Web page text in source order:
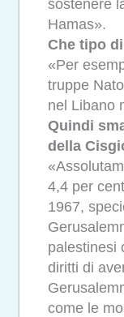
sostenere
Hamas».
Che tipo
«Per
truppe
nel Libano
Quindi
della
4,4 per
1967,
palestinesi
diritti di
come le